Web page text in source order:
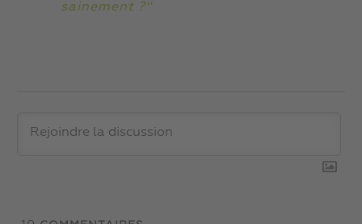
sainement ?''